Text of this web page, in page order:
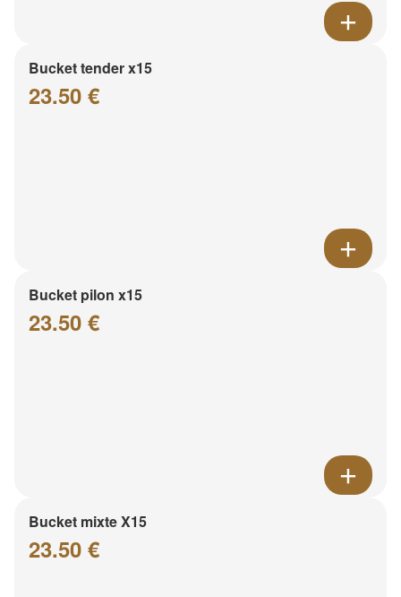
Bucket tender x15
23.50 €
Bucket pilon x15
23.50 €
Bucket mixte X15
23.50 €